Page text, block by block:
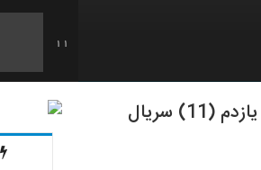
11
12
قسمت یازدهم سریال ممنوعه (سریال)(قانونی) | دانلود قسمت یازدم (11) سریال